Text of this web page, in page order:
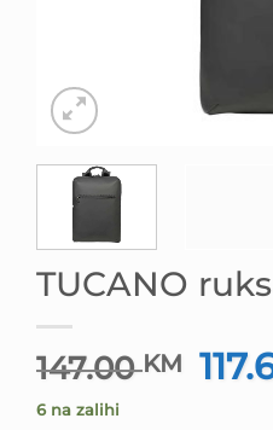
TUCANO
147.00KM
cijena
6 na zalihi